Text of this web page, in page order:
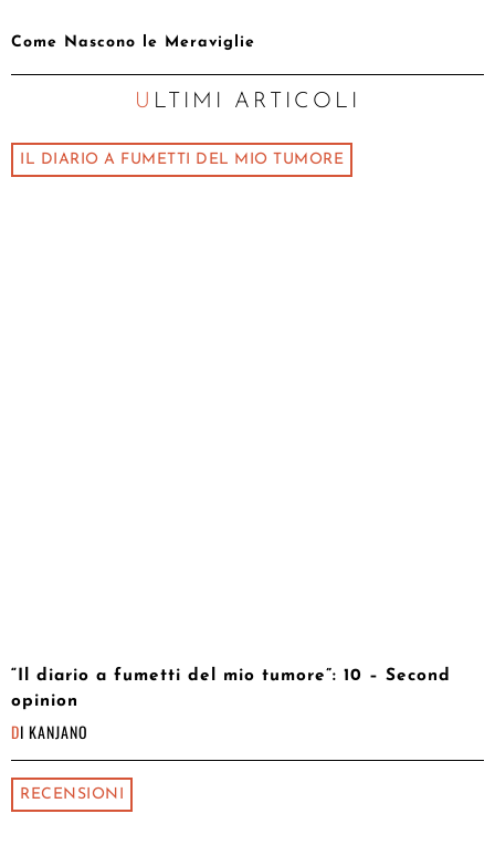
Come Nascono le Meraviglie
ULTIMI ARTICOLI
IL DIARIO A FUMETTI DEL MIO TUMORE
“Il diario a fumetti del mio tumore”: 10 – Second
opinion
DI KANJANO
RECENSIONI